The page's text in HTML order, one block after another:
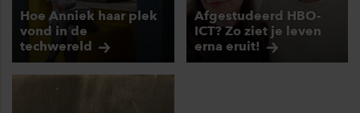
Hoe Anniek haar plek
vond in de
techwereld
Afgestudeerd HBO-
ICT? Zo ziet je leven
erna eruit!